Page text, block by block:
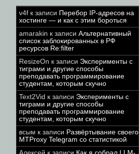
v4f к записи Перебор IP-адресов на
хостинге — и как с этим бороться
amarakin к записи Альтернативный
список заблокированных в РФ
ресурсов Re:filter
ResizeOn к записи Эксперименты с
тиграми и другие способы
преподавать программирование
студентам, которым скучно
Text2Vid к записи Эксперименты с
тиграми и другие способы
преподавать программирование
студентам, которым скучно
всым к записи Развёртывание своего
MTProxy Telegram со статистикой